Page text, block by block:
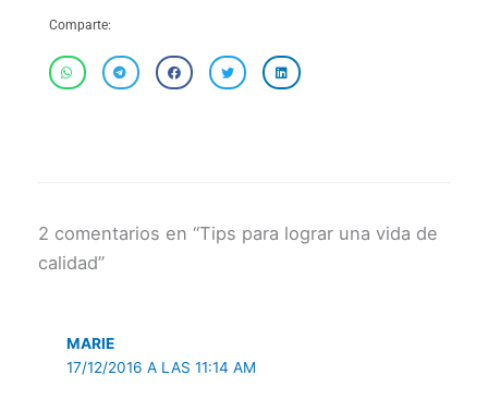
Comparte:
2 comentarios en “Tips para lograr una vida de
calidad”
MARIE
17/12/2016 A LAS 11:14 AM